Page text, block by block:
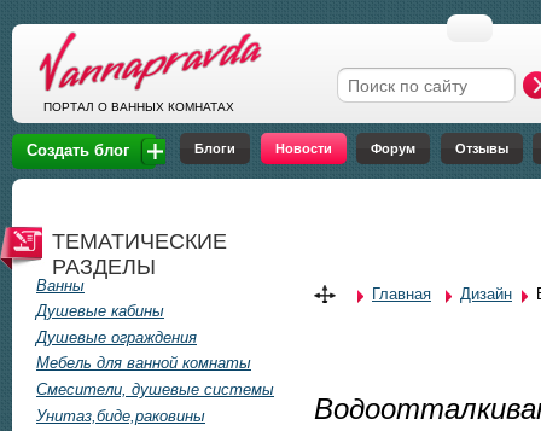
ПОРТАЛ О ВАННЫХ КОМНАТАХ Форма поиска
Создать блог Блоги Новости Форум Отзывы
ТЕМАТИЧЕСКИЕ
РАЗДЕЛЫ
Ванны
Душевые кабины
Душевые ограждения
Мебель для ванной комнаты
Смесители, душевые системы
Унитаз,биде,раковины
Вы здесь
Главная Дизайн